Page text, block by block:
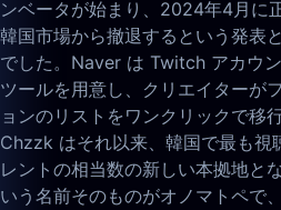
ンベータが始まり、2024年4月
韓国市場から撤退するという発表
でした。Naver は Twitch アカウ
ツールを用意し、クリエイターが
ョンのリストをワンクリックで移
Chzzk はそれ以来、韓国で最も視
レントの相当数の新しい本拠地と
いう名前そのものがオノマトペで